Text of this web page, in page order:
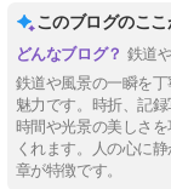
このブログのこ
鉄道
鉄道や風景の一瞬を
魅力です。時折、記
時間や光景の美しさ
くれます。人の心に
章が特徴です。